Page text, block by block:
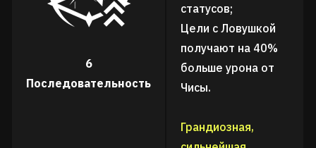
6
Последовательность
статусов;
Цели с Ловушкой
получают на 40%
больше урона от
Чисы.
Грандиозная,